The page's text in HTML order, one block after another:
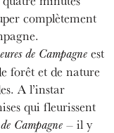
complètement
de Campagne est
forêt et de nature
A l’instar
qui fleurissent
Campagne – il y